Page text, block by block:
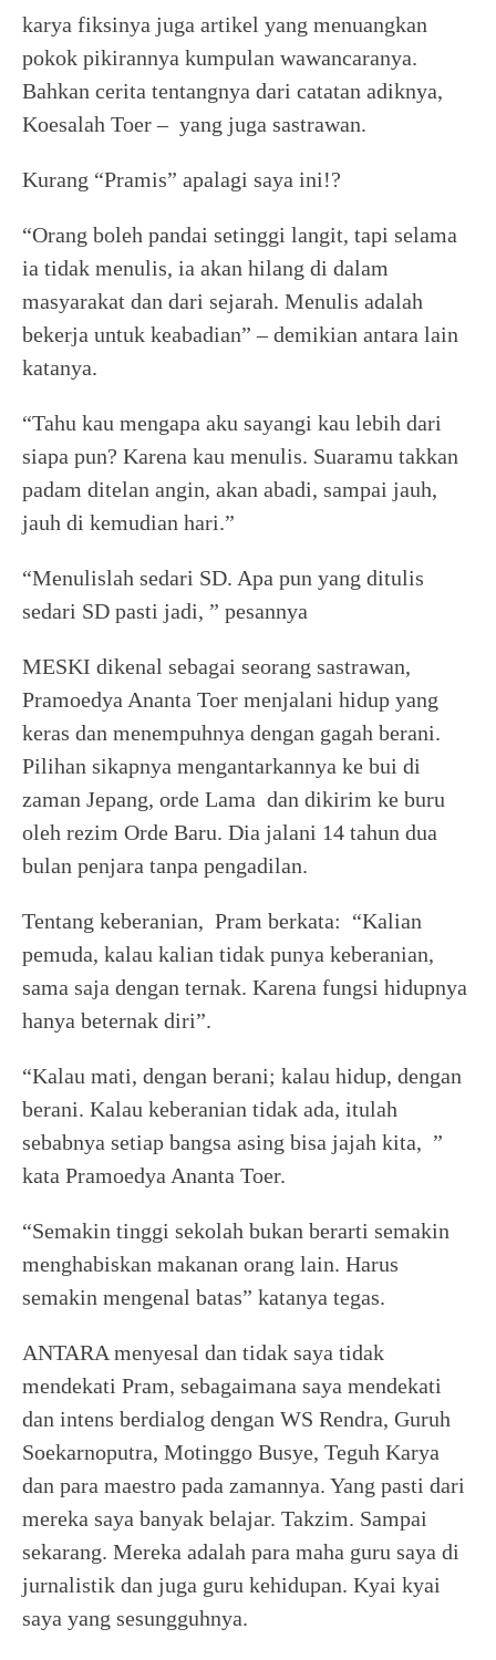
karya fiksinya juga artikel yang menuangkan
pokok pikirannya kumpulan wawancaranya.
Bahkan cerita tentangnya dari catatan adiknya,
Koesalah Toer – yang juga sastrawan.
Kurang “Pramis” apalagi saya ini!?
“Orang boleh pandai setinggi langit, tapi selama
ia tidak menulis, ia akan hilang di dalam
masyarakat dan dari sejarah. Menulis adalah
bekerja untuk keabadian” – demikian antara lain
katanya.
“Tahu kau mengapa aku sayangi kau lebih dari
siapa pun? Karena kau menulis. Suaramu takkan
padam ditelan angin, akan abadi, sampai jauh,
jauh di kemudian hari.”
“Menulislah sedari SD. Apa pun yang ditulis
sedari SD pasti jadi, ” pesannya
MESKI dikenal sebagai seorang sastrawan,
Pramoedya Ananta Toer menjalani hidup yang
keras dan menempuhnya dengan gagah berani.
Pilihan sikapnya mengantarkannya ke bui di
zaman Jepang, orde Lama dan dikirim ke buru
oleh rezim Orde Baru. Dia jalani 14 tahun dua
bulan penjara tanpa pengadilan.
Tentang keberanian, Pram berkata: “Kalian
pemuda, kalau kalian tidak punya keberanian,
sama saja dengan ternak. Karena fungsi hidupnya
hanya beternak diri”.
“Kalau mati, dengan berani; kalau hidup, dengan
berani. Kalau keberanian tidak ada, itulah
sebabnya setiap bangsa asing bisa jajah kita, ”
kata Pramoedya Ananta Toer.
“Semakin tinggi sekolah bukan berarti semakin
menghabiskan makanan orang lain. Harus
semakin mengenal batas” katanya tegas.
ANTARA menyesal dan tidak saya tidak
mendekati Pram, sebagaimana saya mendekati
dan intens berdialog dengan WS Rendra, Guruh
Soekarnoputra, Motinggo Busye, Teguh Karya
dan para maestro pada zamannya. Yang pasti dari
mereka saya banyak belajar. Takzim. Sampai
sekarang. Mereka adalah para maha guru saya di
jurnalistik dan juga guru kehidupan. Kyai kyai
saya yang sesungguhnya.